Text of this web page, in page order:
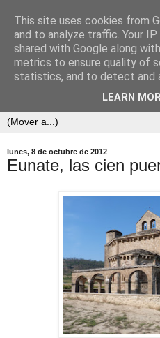
lunes, 8 de octubre de 2012
Eunate, las cien
This site uses cookies from
and to analyze traffic. Your
shared with Google along
metrics to ensure quality of
statistics, and to detect and
LEARN